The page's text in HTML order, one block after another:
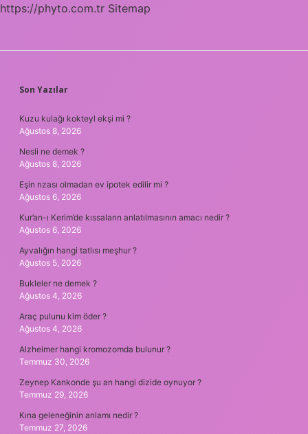
https://phyto.com.tr Sitemap
SIDEBAR
Son Yazılar
Kuzu kulağı kokteyl ekşi mi ?
Ağustos 8, 2026
Nesli ne demek ?
Ağustos 8, 2026
Eşin rızası olmadan ev ipotek edilir mi ?
Ağustos 6, 2026
Kur’an-ı Kerim’de kıssaların anlatılmasının amacı nedir ?
Ağustos 6, 2026
Ayvalığın hangi tatlısı meşhur ?
Ağustos 5, 2026
Bukleler ne demek ?
Ağustos 4, 2026
Araç pulunu kim öder ?
Ağustos 4, 2026
Alzheimer hangi kromozomda bulunur ?
Temmuz 30, 2026
Zeynep Kankonde şu an hangi dizide oynuyor ?
Temmuz 29, 2026
Kına geleneğinin anlamı nedir ?
Temmuz 27, 2026